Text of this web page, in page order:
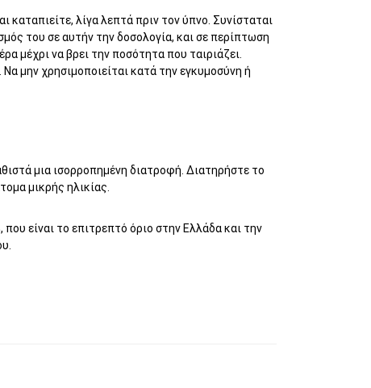
λίγα λεπτά πριν τον ύπνο. Συνίσταται
του σε αυτήν την δοσολογία, και σε περίπτωση
μέχρι να βρει την ποσότητα που ταιριάζει.
μην χρησιμοποιείται κατά την εγκυμοσύνη ή
μια ισορροπημένη διατροφή. Διατηρήστε το
μικρής ηλικίας.
είναι το επιτρεπτό όριο στην Ελλάδα και την